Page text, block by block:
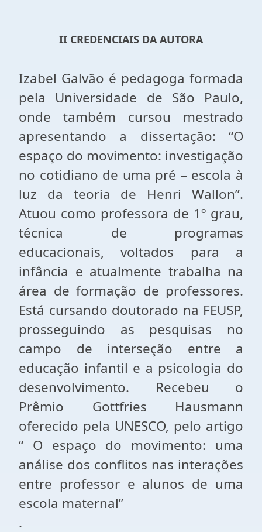
II CREDENCIAIS DA AUTORA
Izabel Galvão é pedagoga formada
pela Universidade de São Paulo,
onde também cursou mestrado
apresentando a dissertação: “O
espaço do movimento: investigação
no cotidiano de uma pré – escola à
luz da teoria de Henri Wallon”.
Atuou como professora de 1º grau,
técnica de programas
educacionais, voltados para a
infância e atualmente trabalha na
área de formação de professores.
Está cursando doutorado na FEUSP,
prosseguindo as pesquisas no
campo de interseção entre a
educação infantil e a psicologia do
desenvolvimento. Recebeu o
Prêmio Gottfries Hausmann
oferecido pela UNESCO, pelo artigo
“ O espaço do movimento: uma
análise dos conflitos nas interações
entre professor e alunos de uma
escola maternal”
.